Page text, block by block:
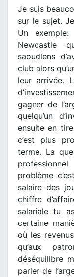
Je suis
sur le sujet.
Un
Newcastle
saoudiens
club alors
leur arrivée.
gagner de
quelqu’un
ensuite en
c’est plus
terme. La
problème
salaire des
chiffre
salariale tu
certaine
où les
qu’aux
déséquilibre
parler de